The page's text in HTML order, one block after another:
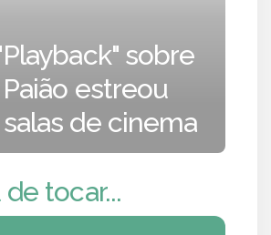
sobre
estreou
de cinema
tocar...